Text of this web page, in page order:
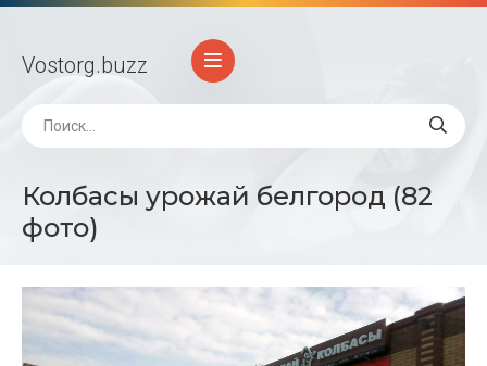
Vostorg.buzz
Колбасы урожай белгород (82
фото)